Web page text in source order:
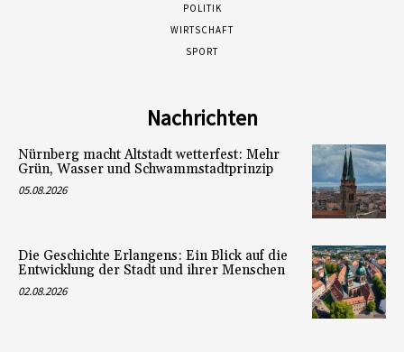
POLITIK
WIRTSCHAFT
SPORT
Nachrichten
Nürnberg macht Altstadt wetterfest: Mehr
Grün, Wasser und Schwammstadtprinzip
05.08.2026
Die Geschichte Erlangens: Ein Blick auf die
Entwicklung der Stadt und ihrer Menschen
02.08.2026